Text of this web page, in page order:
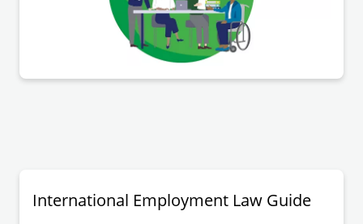
International Employment Law Guide